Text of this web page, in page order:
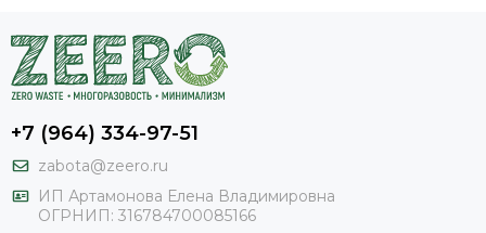
+7 (964) 334-97-51
zabota@zeero.ru
И П Артамонова Елена Владимировна
ОГРНИП: 316784700085166